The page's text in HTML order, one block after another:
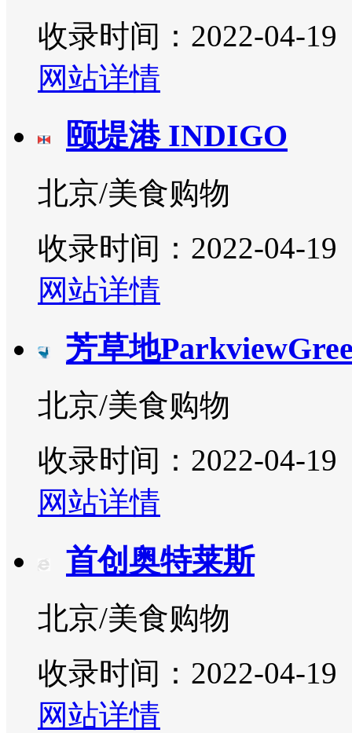
收录时间：2022-04-19
网站详情
颐堤港 INDIGO
北京/美食购物
收录时间：2022-04-19
网站详情
芳草地
北京/美食购物
收录时间：2022-04-19
网站详情
首创奥特莱斯
北京/美食购物
收录时间：2022-04-19
网站详情